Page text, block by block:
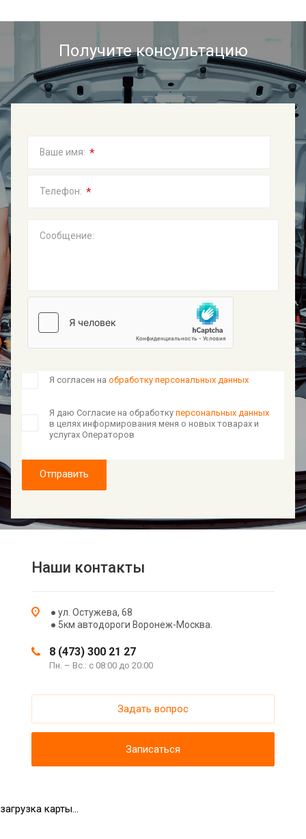
Получите консультацию
Ваше имя: *
Телефон: *
Сообщение:
Я согласен на обработку персональных данных
Я даю Согласие на обработку персональных данных
в целях информирования меня о новых товарах и
услугах Операторов
Отправить
Наши контакты
● ул. Остужева, 68
● 5км автодороги Воронеж-Москва.
8 (473) 300 21 27
Пн. – Вс.: с 08:00 до 20:00
Задать вопрос
Записаться
загрузка карты...